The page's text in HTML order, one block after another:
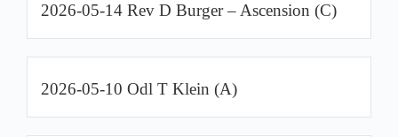
2026-05-14 Rev D Burger – Ascension (C)
2026-05-10 Odl T Klein (A)